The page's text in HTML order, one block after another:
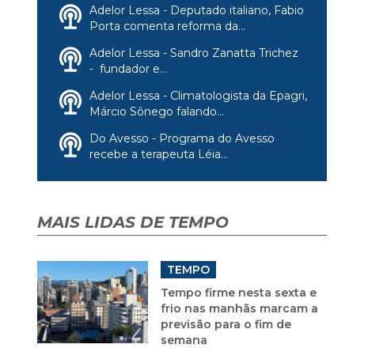
Adelor Lessa - Deputado italiano, Fabio
Porta comenta reforma da...
Adelor Lessa - Sandro Zanatta Trichez
- fundador e...
Adelor Lessa - Climatologista da Epagri,
Márcio Sônego falando...
Do Avesso - Programa do Avesso
recebe a terapeuta Léia...
MAIS LIDAS DE TEMPO
TEMPO
Tempo firme nesta sexta e
frio nas manhãs marcam a
previsão para o fim de
semana